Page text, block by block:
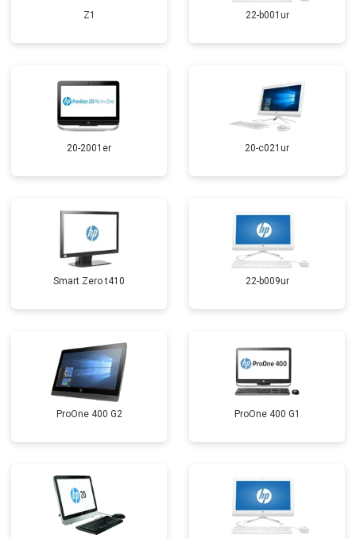
Z1 22-b001ur
20-2001er 20-c021ur
Smart Zero t410 22-b009ur
ProOne 400 G2 ProOne 400 G1